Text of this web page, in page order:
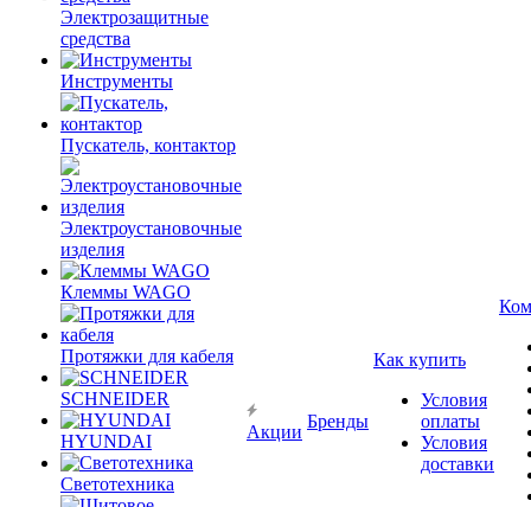
Электрозащитные
средства
Инструменты
Пускатель, контактор
Электроустановочные
изделия
Клеммы WAGO
Протяжки для кабеля
SCHNEIDER
HYUNDAI
Светотехника
Акции
Бренды
Как купить
Условия
оплаты
Условия
доставки